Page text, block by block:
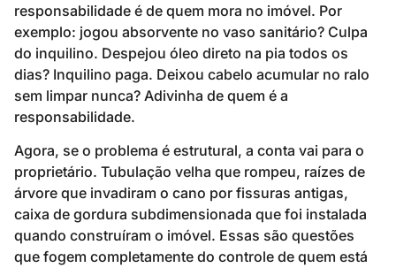
responsabilidade é de quem mora no imóvel. Por
exemplo: jogou absorvente no vaso sanitário? Culpa
do inquilino. Despejou óleo direto na pia todos os
dias? Inquilino paga. Deixou cabelo acumular no ralo
sem limpar nunca? Adivinha de quem é a
responsabilidade.
Agora, se o problema é estrutural, a conta vai para o
proprietário. Tubulação velha que rompeu, raízes de
árvore que invadiram o cano por fissuras antigas,
caixa de gordura subdimensionada que foi instalada
quando construíram o imóvel. Essas são questões
que fogem completamente do controle de quem está